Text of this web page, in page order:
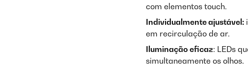
com elementos touch.
Individualmente ajustável:
em recirculação de ar.
Iluminação eficaz: LEDs
simultaneamente os olhos.